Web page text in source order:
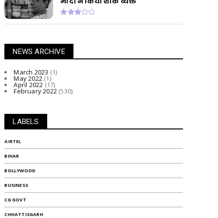
NEWS ARCHIVE
March 2023 (1)
May 2022(1)
April 2022 (17)
February 2022(530)
LABELS
AIRTEL
BIHAR
BOLLYWOOD
BUSINESS
CG GOVT
CHHATTISGARH